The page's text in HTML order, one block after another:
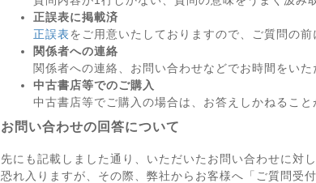
正誤表に掲載済
正誤表をご用意いたしておりますので、ご質問の前
関係者への連絡
関係者への連絡、お問い合わせなどでお時間をいた
中古書店等でのご購入
中古書店等でご購入の場合は、お答えしかねること
お問い合わせの回答について
先にも記載しました通り、いただいたお問い合わせに対
恐れ入りますが、その際、弊社からお客様へ「ご質問受